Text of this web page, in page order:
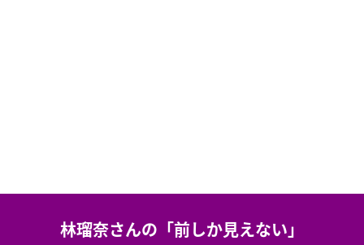
林瑠奈さんの「前しか見えない」